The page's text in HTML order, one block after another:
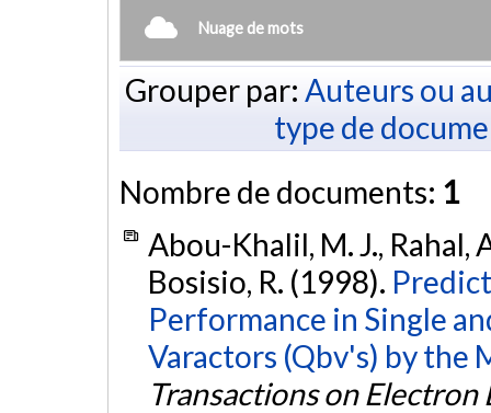
Nuage de mots
Grouper par: Auteurs ou
type de
Nombre de documents: 1
Abou-Khalil, M. J., Rahal,
Bosisio, R. (1998).
Performance in Single
Varactors (Qbv's) by the
Transactions on Electron